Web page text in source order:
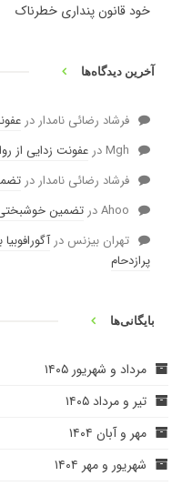
خود قانون پنداری خطرناک
آخرین دیدگاه‌ها
فرشاد رضائی نامدار در
Mgh در عفونت زدایی از
فرشاد رضائی نامدار در
Ahooدر تضمین خوشبختی
تهران بیزنس در
پرازدحام
بایگانی‌ها
مرداد و شهریور ۱۴۰۵
تیر و مرداد ۱۴۰۵
مهر و آبان ۱۴۰۴
شهریور و مهر ۱۴۰۴